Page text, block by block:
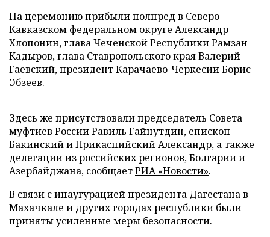
На церемонию прибыли полпред в Северо-
Кавказском федеральном округе Александр
Хлопонин, глава Чеченской Республики Рамзан
Кадыров, глава Ставропольского края Валерий
Гаевский, президент Карачаево-Черкесии Борис
Эбзеев.
Здесь же присутствовали председатель Совета
муфтиев России Равиль Гайнутдин, епископ
Бакинский и Прикаспийский Александр, а также
делегации из российских регионов, Болгарии и
Азербайджана, сообщаетРИА «Новости».
В связи с инаугурацией президента Дагестана в
Махачкале и других городах республики были
приняты усиленные меры безопасности.